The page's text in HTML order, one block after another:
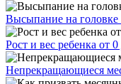
Высыпание на головке
Рост и вес ребенка от
Непрекращающиеся